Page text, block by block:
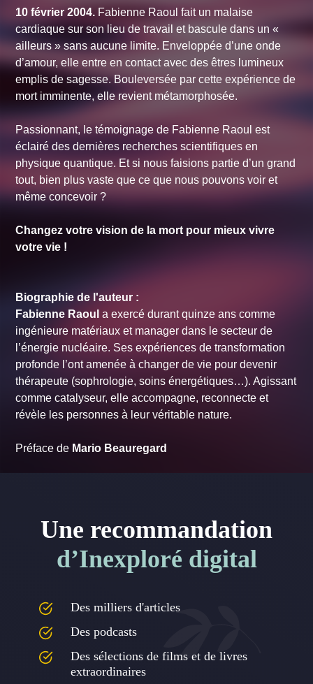
10 février 2004. Fabienne Raoul fait un malaise
cardiaque sur son lieu de travail et bascule dans un «
ailleurs » sans aucune limite. Enveloppée d’une onde
d’amour, elle entre en contact avec des êtres lumineux
emplis de sagesse. Bouleversée par cette expérience de
mort imminente, elle revient métamorphosée.
Passionnant, le témoignage de Fabienne Raoul est
éclairé des dernières recherches scientifiques en
physique quantique. Et si nous faisions partie d’un grand
tout, bien plus vaste que ce que nous pouvons voir et
même concevoir ?
Changez votre vision de la mort pour mieux vivre
votre vie !
Biographie de l'auteur :
Fabienne Raoul a exercé durant quinze ans comme
ingénieure matériaux et manager dans le secteur de
l’énergie nucléaire. Ses expériences de transformation
profonde l’ont amenée à changer de vie pour devenir
thérapeute (sophrologie, soins énergétiques…). Agissant
comme catalyseur, elle accompagne, reconnecte et
révèle les personnes à leur véritable nature.
Préface de Mario Beauregard
Une recommandation
d’Inexploré digital
Des milliers d'articles
Des podcasts
Des sélections de films et de livres
extraordinaires